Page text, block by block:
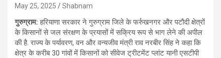
May 25, 2025 Shabnam
गुरुग्राम:हरियाणा सरकार ने गुरुग्राम जिले के फर्रुखनगर और पटौदी क्षेत्रों
के किसानों से जल संरक्षण के प्रयासों में सक्रिय रूप से भाग लेने की अपील
की है. राज्य के पर्यावरण, वन और वन्यजीव मंत्री राव नरबीर सिंह ने कहा कि
क्षेत्र के करीब 30 गांवों में किसानों को सीवेज ट्रीटमेंट प्लांट यानी एसटीपी